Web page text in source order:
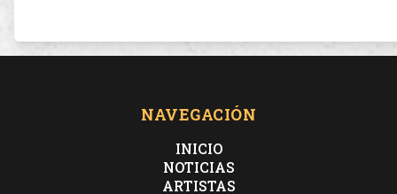
NAVEGACIÓN
INICIO
NOTICIAS
ARTISTAS